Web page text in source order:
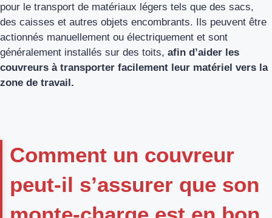
pour le transport de matériaux légers tels que des sacs,
des caisses et autres objets encombrants. Ils peuvent être
actionnés manuellement ou électriquement et sont
généralement installés sur des toits, afin d’aider les
couvreurs à transporter facilement leur matériel vers la
zone de travail.
Comment un couvreur
peut-il s’assurer que son